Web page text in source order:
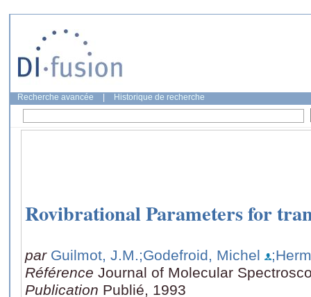
Recherche avancée Historique de recherche
Rovibrational Parameters for
par Guilmot, J.M.;Godefroid, Michel
Référence Journal of Molecular
Publication Publié, 1993